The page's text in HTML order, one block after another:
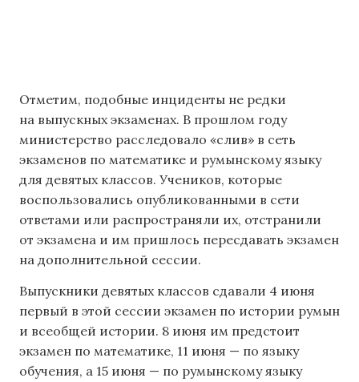
Отметим, подобные инциденты не редки
на выпускных экзаменах. В прошлом году
министерство расследовало «слив» в сеть
экзаменов по математике и румынскому языку
для девятых классов. Учеников, которые
воспользовались опубликованными в сети
ответами или распространяли их, отстранили
от экзамена и им пришлось пересдавать экзамен
на дополнительной сессии.
Выпускники девятых классов сдавали 4 июня
первый в этой сессии экзамен по истории румын
и всеобщей истории. 8 июня им предстоит
экзамен по математике, 11 июня — по языку
обучения, а 15 июня — по румынскому языку